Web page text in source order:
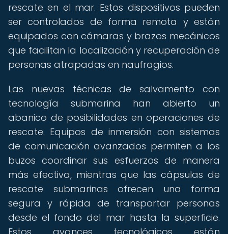
rescate en el mar. Estos dispositivos pueden
ser controlados de forma remota y están
equipados con cámaras y brazos mecánicos
que facilitan la localización y recuperación de
personas atrapadas en naufragios.
Las nuevas técnicas de salvamento con
tecnología submarina han abierto un
abanico de posibilidades en operaciones de
rescate. Equipos de inmersión con sistemas
de comunicación avanzados permiten a los
buzos coordinar sus esfuerzos de manera
más efectiva, mientras que las cápsulas de
rescate submarinas ofrecen una forma
segura y rápida de transportar personas
desde el fondo del mar hasta la superficie.